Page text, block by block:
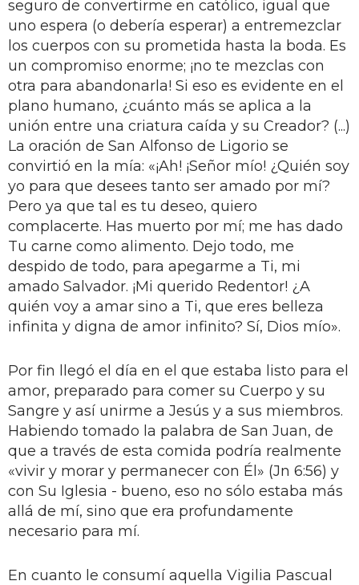
seguro de convertirme en católico, igual que
uno espera (o debería esperar) a entremezclar
los cuerpos con su prometida hasta la boda. Es
un compromiso enorme; ¡no te mezclas con
otra para abandonarla! Si eso es evidente en el
plano humano, ¿cuánto más se aplica a la
unión entre una criatura caída y su Creador? (...)
La oración de San Alfonso de Ligorio se
convirtió en la mía: «¡Ah! ¡Señor mío! ¿Quién soy
yo para que desees tanto ser amado por mí?
Pero ya que tal es tu deseo, quiero
complacerte. Has muerto por mí; me has dado
Tu carne como alimento. Dejo todo, me
despido de todo, para apegarme a Ti, mi
amado Salvador. ¡Mi querido Redentor! ¿A
quién voy a amar sino a Ti, que eres belleza
infinita y digna de amor infinito? Sí, Dios mío».
Por fin llegó el día en el que estaba listo para el
amor, preparado para comer su Cuerpo y su
Sangre y así unirme a Jesús y a sus miembros.
Habiendo tomado la palabra de San Juan, de
que a través de esta comida podría realmente
«vivir y morar y permanecer con Él» (Jn 6:56) y
con Su Iglesia - bueno, eso no sólo estaba más
allá de mí, sino que era profundamente
necesario para mí.
En cuanto le consumí aquella Vigilia Pascual